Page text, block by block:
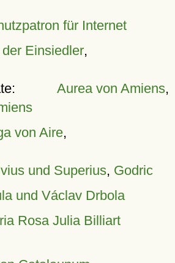
für Internet
Einsiedler,
Aurea von Amiens,
von Aire,
und Superius, Godric
und Václav Drbola
Rosa Julia Billiart